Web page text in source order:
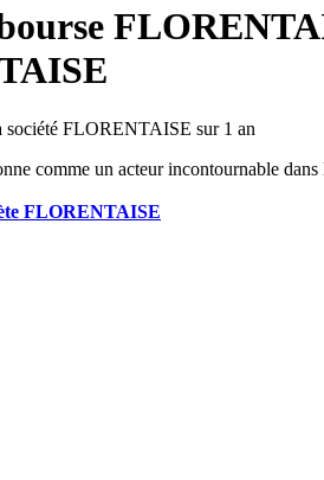
société FLORENTAISE sur 1 an
comme un acteur incontournable dans
FLORENTAISE